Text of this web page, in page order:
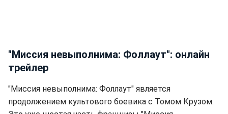
"Миссия невыполнима: Фоллаут": онлайн
трейлер
"Миссия невыполнима: Фоллаут" является
продолжением культового боевика с Томом Крузом.